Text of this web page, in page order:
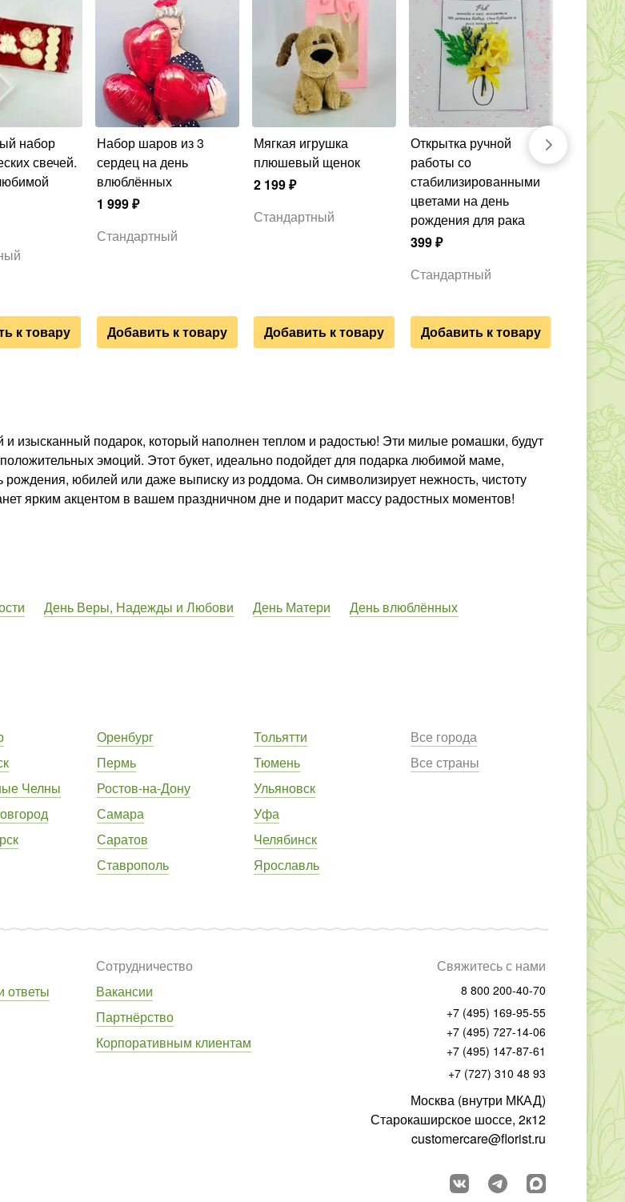
свечей.
к товару
Набор шаров из 3
сердец на день
влюблённых
1 999₽
Стандартный
Добавить к товару
Мягкая игрушка
плюшевый щенок
2 199₽
Стандартный
Добавить к товару
Открытка ручной
работы со
стабилизированными
цветами на день
рождения для рака
399₽
Стандартный
Добавить к товару
Символ
1 199 ₽
изысканный подарок, который наполнен теплом и радостью! Эти милые ромашки, будут
эмоций. Этот букет, идеально подойдет для подарка любимой маме,
юбилей или даже выписку из роддома. Он символизирует нежность, чистоту
ярким акцентом в вашем праздничном дне и подарит массу радостных моментов!
День Веры, Надежды и Любови День Матери
День влюблённых
Челны
Оренбург
Пермь
Ростов-на-Дону
Самара
Саратов
Ставрополь
Тольятти
Тюмень
Ульяновск
Уфа
Челябинск
Ярославль
Все города
Все страны
ответы
Сотрудничество
Вакансии
Партнёрство
Корпоративным клиентам
Свяжитесь с нами
8 800 200-40-70
+7 (495) 169-95-55
+7 (495) 727-14-06
+7 (495) 147-87-61
+7 (727) 310 48 93
Москва (внутри МКАД)
Старокаширское шоссе, 2к12
customercare@florist.ru